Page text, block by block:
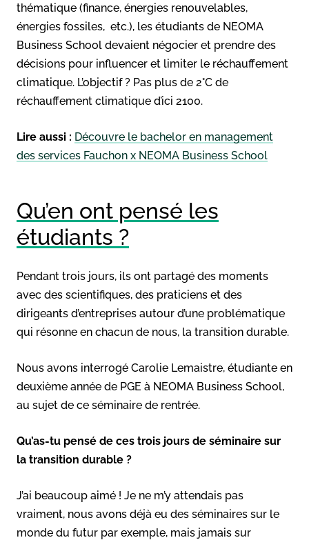
thématique (finance, énergies renouvelables,
énergies fossiles, etc.), les étudiants de NEOMA
Business School devaient négocier et prendre des
décisions pour influencer et limiter le réchauffement
climatique. L’objectif ? Pas plus de 2°C de
réchauffement climatique d’ici 2100.
Lire aussi : Découvre le bachelor en management
des services Fauchon x NEOMA Business School
Qu’en ont pensé les
étudiants ?
Pendant trois jours, ils ont partagé des moments
avec des scientifiques, des praticiens et des
dirigeants d’entreprises autour d’une problématique
qui résonne en chacun de nous, la transition durable.
Nous avons interrogé Carolie Lemaistre, étudiante en
deuxième année de PGE à NEOMA Business School,
au sujet de ce séminaire de rentrée.
Qu’as-tu pensé de ces trois jours de séminaire sur
la transition durable ?
J’ai beaucoup aimé ! Je ne m’y attendais pas
vraiment, nous avons déjà eu des séminaires sur le
monde du futur par exemple, mais jamais sur